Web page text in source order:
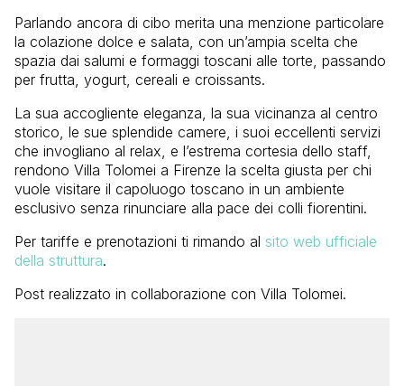
Parlando ancora di cibo merita una menzione particolare
la colazione dolce e salata, con un’ampia scelta che
spazia dai salumi e formaggi toscani alle torte, passando
per frutta, yogurt, cereali e croissants.
La sua accogliente eleganza, la sua vicinanza al centro
storico, le sue splendide camere, i suoi eccellenti servizi
che invogliano al relax, e l’estrema cortesia dello staff,
rendono Villa Tolomei a Firenze la scelta giusta per chi
vuole visitare il capoluogo toscano in un ambiente
esclusivo senza rinunciare alla pace dei colli fiorentini.
Per tariffe e prenotazioni ti rimando al sito web ufficiale
della struttura.
Post realizzato in collaborazione con Villa Tolomei.